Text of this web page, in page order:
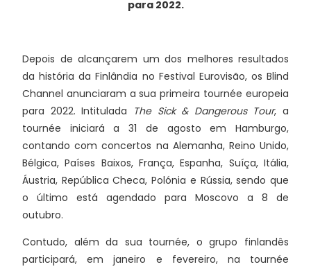
para 2022.
Depois de alcançarem um dos melhores resultados
da história da Finlândia no Festival Eurovisão, os Blind
Channel anunciaram a sua primeira tournée europeia
para 2022. Intitulada The Sick & Dangerous Tour, a
tournée iniciará a 31 de agosto em Hamburgo,
contando com concertos na Alemanha, Reino Unido,
Bélgica, Países Baixos, França, Espanha, Suíça, Itália,
Áustria, República Checa, Polónia e Rússia, sendo que
o último está agendado para Moscovo a 8 de
outubro.
Contudo, além da sua tournée, o grupo finlandês
participará, em janeiro e fevereiro, na tournée